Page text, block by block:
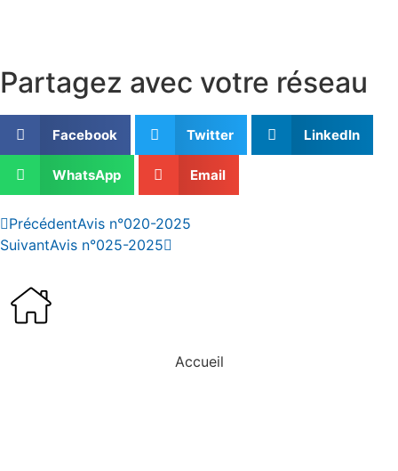
Partagez avec votre réseau
Facebook Twitter LinkedIn
WhatsApp Email
PrécédentAvis n°020-2025
SuivantAvis n°025-2025
Accueil